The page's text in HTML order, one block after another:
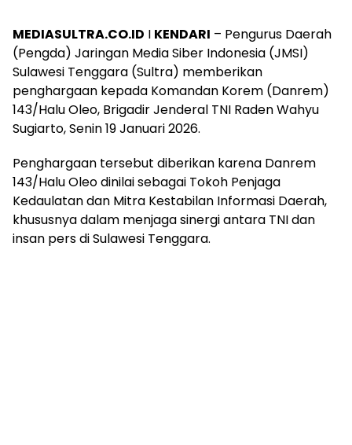
MEDIASULTRA.CO.ID I KENDARI – Pengurus Daerah
(Pengda) Jaringan Media Siber Indonesia (JMSI)
Sulawesi Tenggara (Sultra) memberikan
penghargaan kepada Komandan Korem (Danrem)
143/Halu Oleo, Brigadir Jenderal TNI Raden Wahyu
Sugiarto, Senin 19 Januari 2026.
Penghargaan tersebut diberikan karena Danrem
143/Halu Oleo dinilai sebagai Tokoh Penjaga
Kedaulatan dan Mitra Kestabilan Informasi Daerah,
khususnya dalam menjaga sinergi antara TNI dan
insan pers di Sulawesi Tenggara.